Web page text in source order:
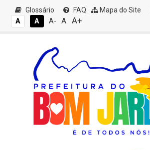
Glossário FAQ Mapa do Site
A
A A- A A+